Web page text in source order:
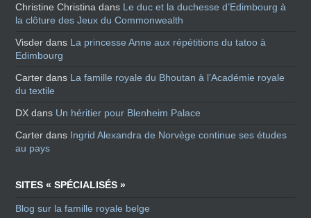
Christine Christina dans Le duc et la duchesse d’Edimbourg à
la clôture des Jeux du Commonwealth
Visder dans La princesse Anne aux répétitions du tatoo à
Edimbourg
Carter dans La famille royale du Bhoutan à l’Académie royale
du textile
DX dans Un héritier pour Blenheim Palace
Carter dans Ingrid Alexandra de Norvège continue ses études
au pays
SITES « SPÉCIALISÉS »
Blog sur la famille royale belge